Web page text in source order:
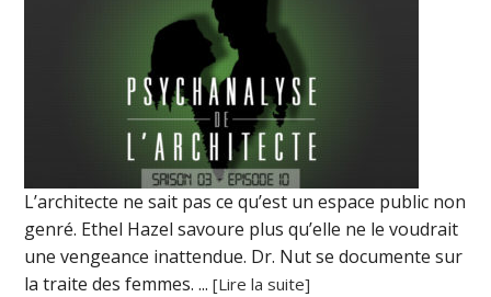
L’architecte ne sait pas ce qu’est un espace public non
genré. Ethel Hazel savoure plus qu’elle ne le voudrait
une vengeance inattendue. Dr. Nut se documente sur
la traite des femmes. ...[Lire la suite]